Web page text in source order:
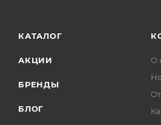
КАТАЛОГ
АКЦИИ
БРЕНДЫ
БЛОГ
О